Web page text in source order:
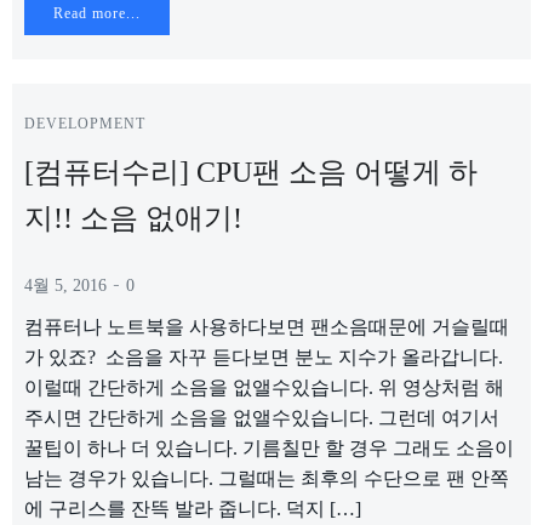
Read more...
DEVELOPMENT
[컴퓨터수리] CPU팬 소음 어떻게 하
지!! 소음 없애기!
4월 5, 2016 - 0
컴퓨터나 노트북을 사용하다보면 팬소음때문에 거슬릴때
가 있죠? 소음을 자꾸 듣다보면 분노 지수가 올라갑니다.
이럴때 간단하게 소음을 없앨수있습니다. 위 영상처럼 해
주시면 간단하게 소음을 없앨수있습니다. 그런데 여기서
꿀팁이 하나 더 있습니다. 기름칠만 할 경우 그래도 소음이
남는 경우가 있습니다. 그럴때는 최후의 수단으로 팬 안쪽
에 구리스를 잔뜩 발라 줍니다. 덕지 […]